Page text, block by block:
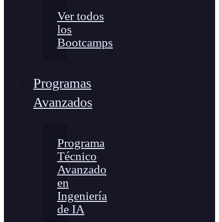
Ver todos
los
Bootcamps
Programas
Avanzados
Programa
Técnico
Avanzado
en
Ingeniería
de IA